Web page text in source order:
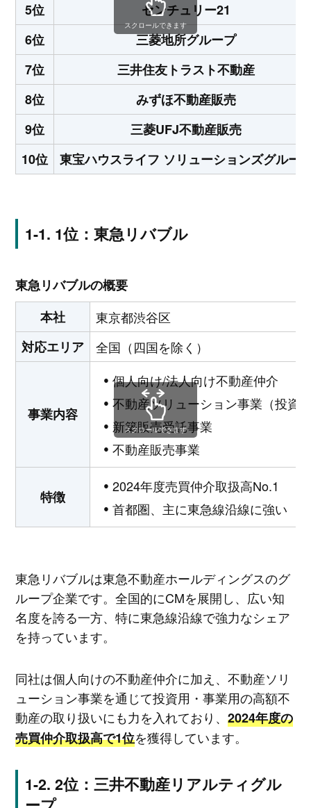
5位
センチュリー21
6位
三菱地所グループ
7位
三井住友トラスト不動産
8位
みずほ不動産販売
9位
三菱UFJ不動産販売
10位
東宝ハウスライフ ソリューションズグルー
スクロールできます
1位：東急リバブル
東急リバブルの概要
本社
東京都渋谷区
対応エリア
全国（四国を除く）
事業内容
個人向け/法人向け不動産仲介
不動産ソリューション事業（投資
新築販売受託事業
不動産販売事業
特徴
2024年度売買仲介取扱高No.1
首都圏、主に東急線沿線に強い
スクロールできます
東急リバブルは東急不動産ホールディングスのグ
ループ企業です。全国的にCMを展開し、広い知
名度を誇る一方、特に東急線沿線で強力なシェア
を持っています。
同社は個人向けの不動産仲介に加え、不動産ソリ
ューション事業を通じて投資用・事業用の高額不
動産の取り扱いにも力を入れており、 2024年度の
売買仲介取扱高で1位を獲得しています。
2位：三井不動産リアルティグル